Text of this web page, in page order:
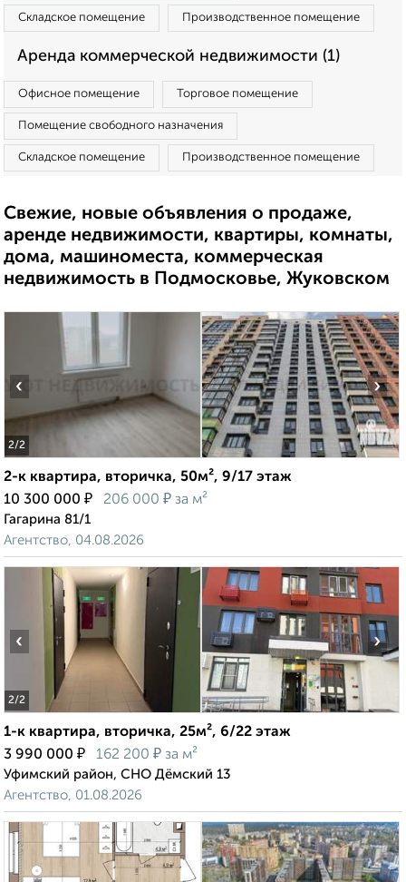
Складское помещение Производственное помещение
Аренда коммерческой недвижимости (1)
Офисное помещение Торговое помещение
Помещение свободного назначения
Складское помещение Производственное помещение
Свежие, новые объявления о продаже,
аренде недвижимости, квартиры, комнаты,
дома, машиноместа, коммерческая
недвижимость в Подмосковье, Жуковском
2/2
‹ ›
2-к квартира, вторичка, 50м², 9/17 этаж
10 300 000 ₽ 206 000 ₽ за м²
Гагарина 81/1
Агентство, 04.08.2026
2/2
‹ ›
1-к квартира, вторичка, 25м², 6/22 этаж
3 990 000 ₽ 162 200 ₽ за м²
Уфимский район, СНО Дёмский 13
Агентство, 01.08.2026